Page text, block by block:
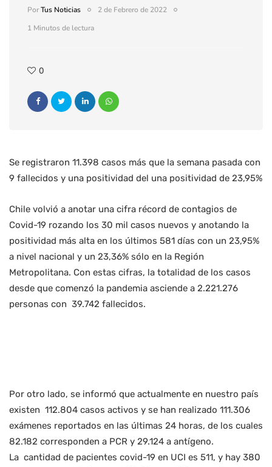
PorTus Noticias
2 de Febrero de 2022
1 Minutos de lectura
0
Se registraron 11.398 casos más que la semana pasada con
9 fallecidos y una positividad del una positividad de 23,95%
Chile volvió a anotar una cifra récord de contagios de
Covid-19 rozando los 30 mil casos nuevos y anotando la
positividad más alta en los últimos 581 días con un 23,95%
a nivel nacional y un 23,36% sólo en la Región
Metropolitana. Con estas cifras, la totalidad de los casos
desde que comenzó la pandemia asciende a 2.221.276
personas con 39.742 fallecidos.
Por otro lado, se informó que actualmente en nuestro país
existen 112.804 casos activos y se han realizado 111.306
exámenes reportados en las últimas 24 horas, de los cuales
82.182 corresponden a PCR y 29.124 a antígeno.
La cantidad de pacientes covid-19 en UCI es 511, y hay 380